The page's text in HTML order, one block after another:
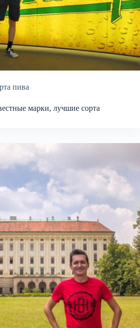
пива
марки, лучшие сорта